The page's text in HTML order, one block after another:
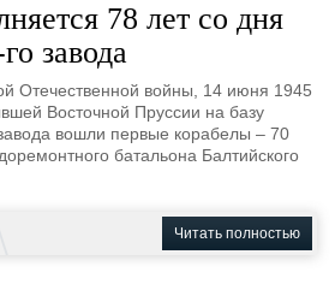
78 лет со дня
завода
Отечественной войны, 14 июня 1945
Восточной Пруссии на базу
вошли первые корабелы – 70
батальона Балтийского
Читать полностью